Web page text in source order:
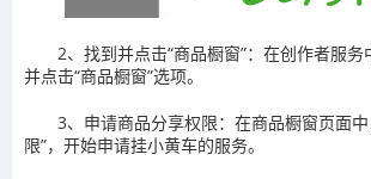
‌2、找到并点击“‌商品橱窗”‌：在创作者服
并点击“商品橱窗”选项。
‌3、申请商品分享权限‌：在商品橱窗页面
限”，开始申请挂小黄车的服务。